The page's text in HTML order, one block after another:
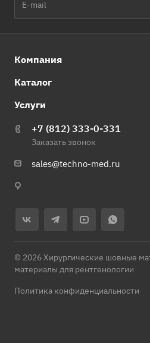
Компания
Каталог
Услуги
+7 (812) 333-0-331
Заказать звонок
sales@techno-med.ru
© 2026 Хирургические шовные
материалы для рентгенологии
Политика конфиденциальности